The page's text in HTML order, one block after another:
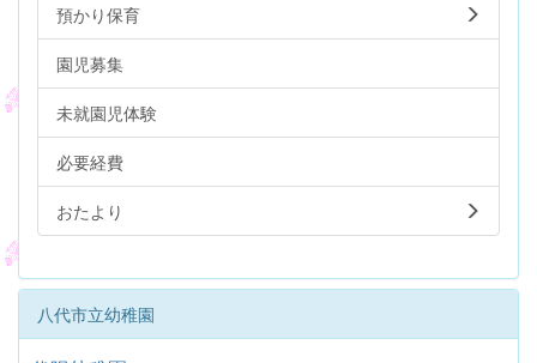
預かり保育
園児募集
未就園児体験
必要経費
おたより
八代市立幼稚園